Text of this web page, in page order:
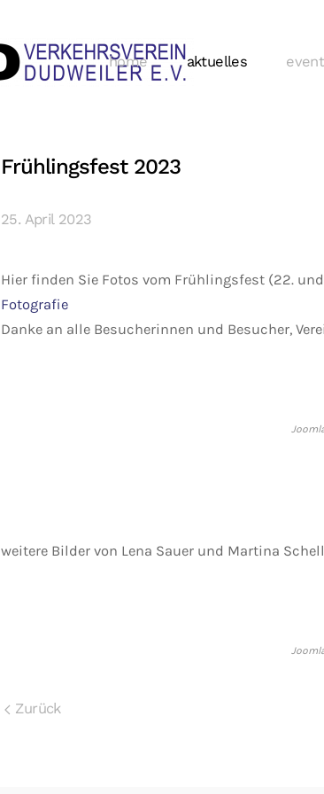
home aktuelles
Frühlingsfest 2023
25. April 2023
Hier finden Sie Fotos vom Frühlingsfest (22.
Fotografie
Danke an alle Besucherinnen und Besucher,
weitere Bilder von Lena Sauer und Martina
Zurück